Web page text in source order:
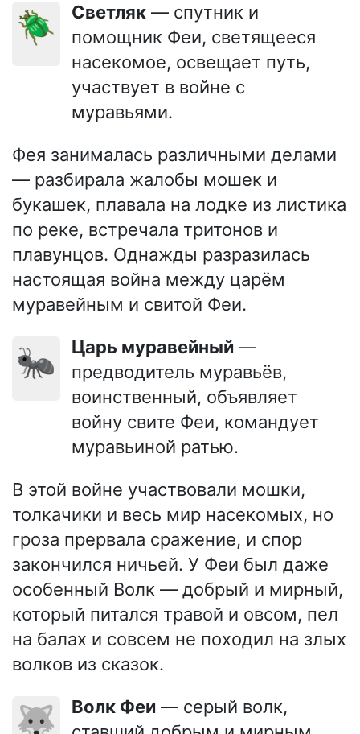
🪲 Светляк — спутник и
помощник Феи, светящееся
насекомое, освещает путь,
участвует в войне с
муравьями.
Фея занималась различными делами
— разбирала жалобы мошек и
букашек, плавала на лодке из листика
по реке, встречала тритонов и
плавунцов. Однажды разразилась
настоящая война между царём
муравейным и свитой Феи.
🐜 Царь муравейный —
предводитель муравьёв,
воинственный, объявляет
войну свите Феи, командует
муравьиной ратью.
В этой войне участвовали мошки,
толкачики и весь мир насекомых, но
гроза прервала сражение, и спор
закончился ничьей. У Феи был даже
особенный Волк — добрый и мирный,
который питался травой и овсом, пел
на балах и совсем не походил на злых
волков из сказок.
🐺 Волк Феи — серый волк,